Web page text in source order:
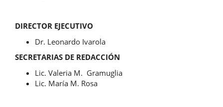
DIRECTOR EJECUTIVO
Dr. Leonardo Ivarola
SECRETARIAS DE REDACCIÓN
Lic. Valeria M. Gramuglia
Lic. María M. Rosa